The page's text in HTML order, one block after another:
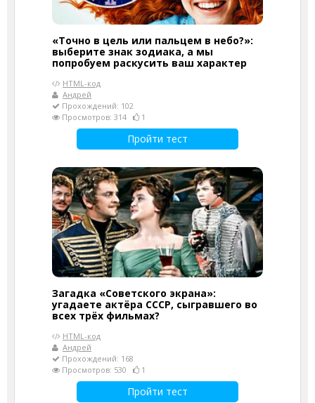
«Точно в цель или пальцем в небо?»:
выберите знак зодиака, а мы
попробуем раскусить ваш характер
HTML-код
Андрей
Прохождений: 102
Просмотров: 314
1
Пройти тест
Загадка «Советского экрана»:
угадаете актёра СССР, сыгравшего во
всех трёх фильмах?
HTML-код
Андрей
Прохождений: 168
Просмотров: 530
1
Пройти тест